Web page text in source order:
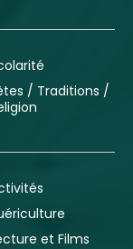
/ Traditions /
et Films